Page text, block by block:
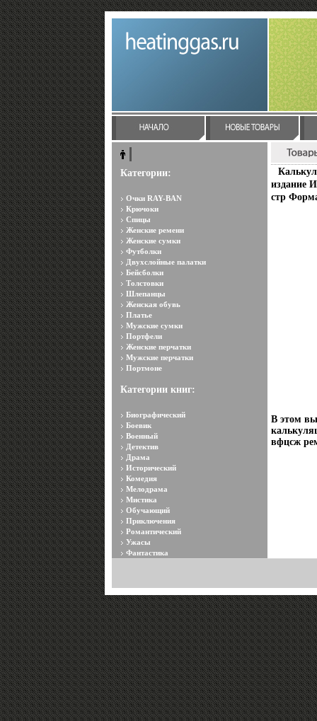
Категории:
Очки RAY-BAN
Крючоки
Спицы
Женские ремени
Женские сумки
Футболки
Двухслойные палатки
Бейсболки
Толстовки
Шлепанцы
Женская обувь
Платье
Мужские сумки
Портфели
Женские перчатки
Мужские перчатки
Портмоне
Категории книг:
Биографический
Боевик
Военный
Детектив
Драма
Исторический
Комедия
Мелодрама
Мистика
Обучающий
Приключения
Романтический
Ужасы
Фантастика
издание
стр
В этом
вфцсж